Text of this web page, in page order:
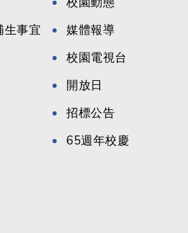
事宜
媒體報導
校園電視台
開放日
招標公告
65週年校慶